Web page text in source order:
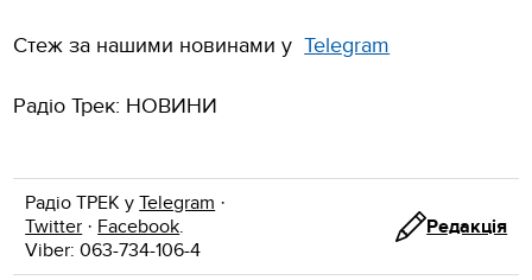
Стеж за нашими новинами уTelegram
Радіо Трек: НОВИНИ
Радіо ТРЕК уTelegram ·
Twitter · Facebook.
Viber: 063-734-106-4
Редакція